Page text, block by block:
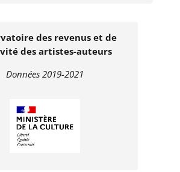
des revenus et de
des artistes-auteurs
Données 2019-2021